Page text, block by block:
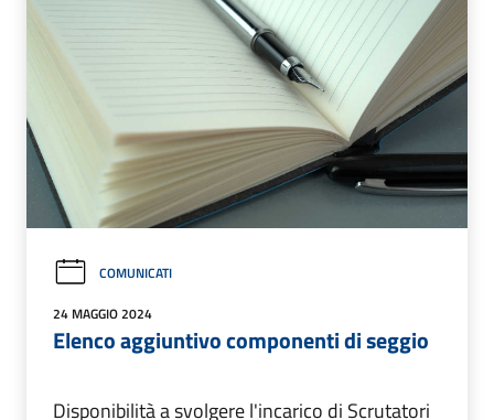
COMUNICATI
24 MAGGIO 2024
Elenco aggiuntivo componenti di seggio
Disponibilità a svolgere l'incarico di Scrutatori